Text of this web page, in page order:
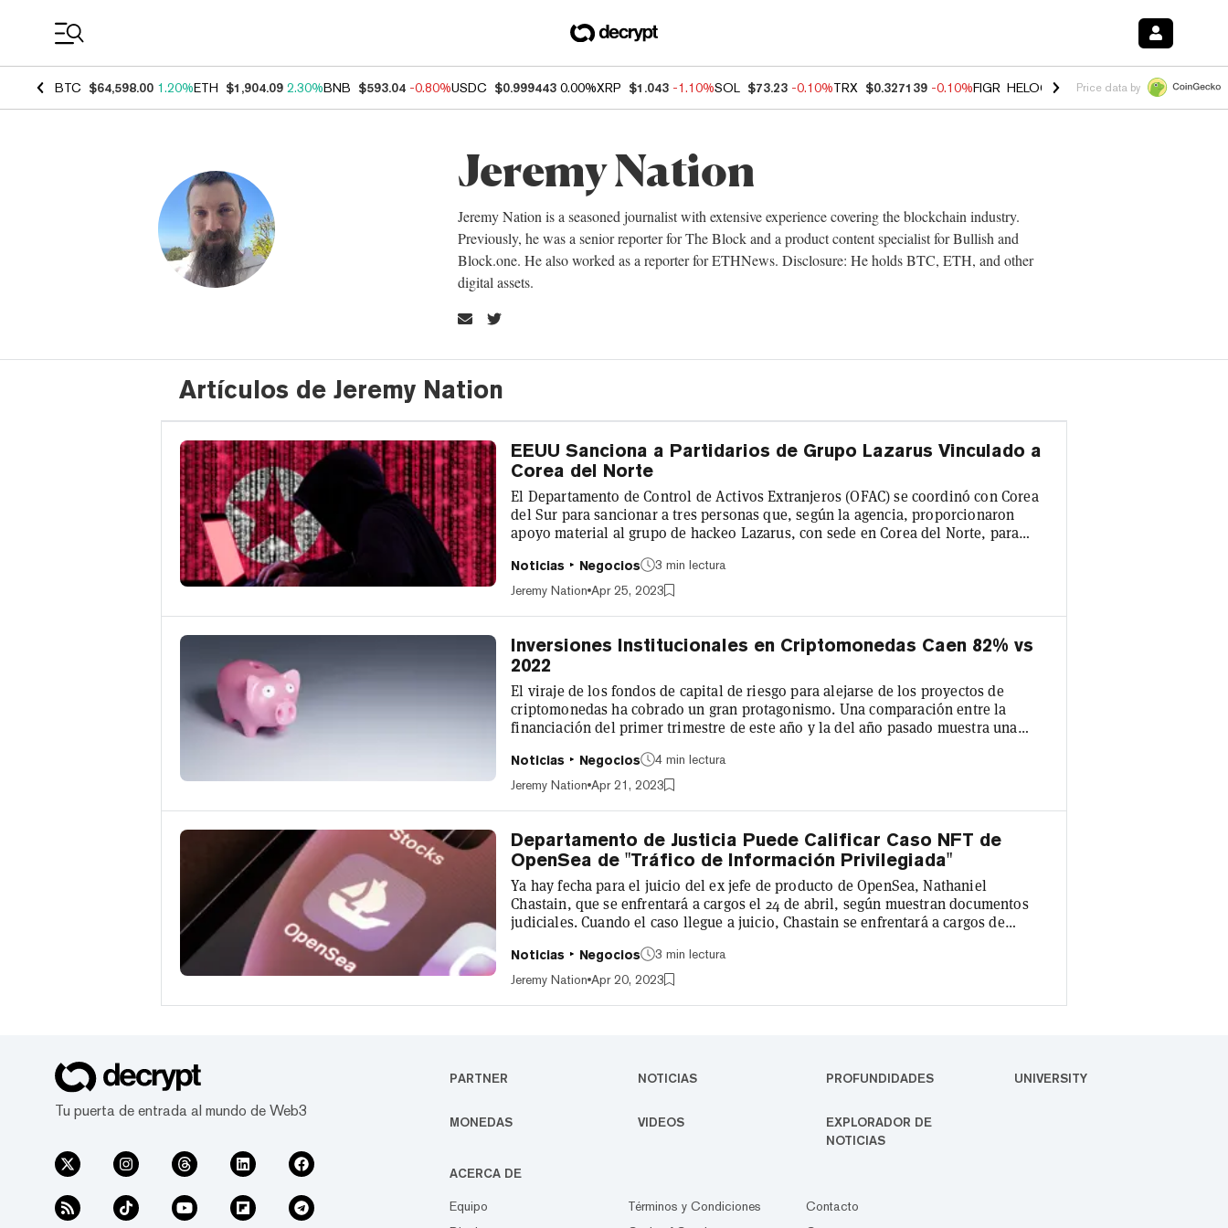
BTC $64,598.00 1.20%ETH $1,904.09 2.30%BNB $593.04 -0.80%USDC $0.999443 0.00%XRP $1.043 -1.10%SOL $73.23 -0.10%TRX $0.327139 -0.10%FIGR_HELOC $1.02 1.70% HYPE $55.61 -
Price data by
Jeremy Nation
Jeremy Nation is a seasoned journalist with extensive experience covering the blockchain industry.
Previously, he was a senior reporter for The Block and a product content specialist for Bullish and
Block.one. He also worked as a reporter for ETHNews. Disclosure: He holds BTC, ETH, and other
digital assets.
Artículos de Jeremy Nation
EEUU Sanciona a Partidarios de Grupo Lazarus Vinculado a
Corea del Norte
El Departamento de Control de Activos Extranjeros (OFAC) se coordinó con Corea
del Sur para sancionar a tres personas que, según la agencia, proporcionaron
apoyo material al grupo de hackeo Lazarus, con sede en Corea del Norte, para
informe que el grupo Lazarus está relacionado con financiación ilícita y
actividades cibernéticas que apoyan el desarrollo por parte del régimen
Noticias Negocios
3 min lectura
Jeremy Nation Apr 25, 2023
Inversiones Institucionales en Criptomonedas Caen 82% vs
2022
El viraje de los fondos de capital de riesgo para alejarse de los proyectos de
criptomonedas ha cobrado un gran protagonismo. Una comparación entre la
financiación del primer trimestre de este año y la del año pasado muestra una
mil millones en 2023, una caída del 82%, según un informe de Crunchbase. Sin
embargo, aunque la baja en el flujo de acuerdos y la financiación del sector
Noticias Negocios
4 min lectura
Jeremy Nation Apr 21, 2023
Departamento de Justicia Puede Calificar Caso NFT de
OpenSea de "Tráfico de Información Privilegiada"
Ya hay fecha para el juicio del ex jefe de producto de OpenSea, Nathaniel
Chastain, que se enfrentará a cargos el 24 de abril, según muestran documentos
judiciales. Cuando el caso llegue a juicio, Chastain se enfrentará a cargos de
juez de distrito Jesse M. Furman denegó varias solicitudes presentadas por ambas
partes en el caso y dijo: "Los argumentos de Chastain sobre el uso del término
Noticias Negocios
3 min lectura
Jeremy Nation Apr 20, 2023
Tu puerta de entrada al mundo de Web3
PARTNER NOTICIAS PROFUNDIDADES UNIVERSITY
MONEDAS VIDEOS
EXPLORADOR DE
NOTICIAS
ACERCA DE
Equipo
Términos y Condiciones
Contacto